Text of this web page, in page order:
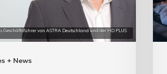
Geschäftsführer von ASTRA Deutschland und der HD PLUS
+ News